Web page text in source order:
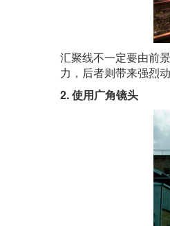
汇聚线不一定要由前
力，后者则带来强烈
2. 使用广角镜头